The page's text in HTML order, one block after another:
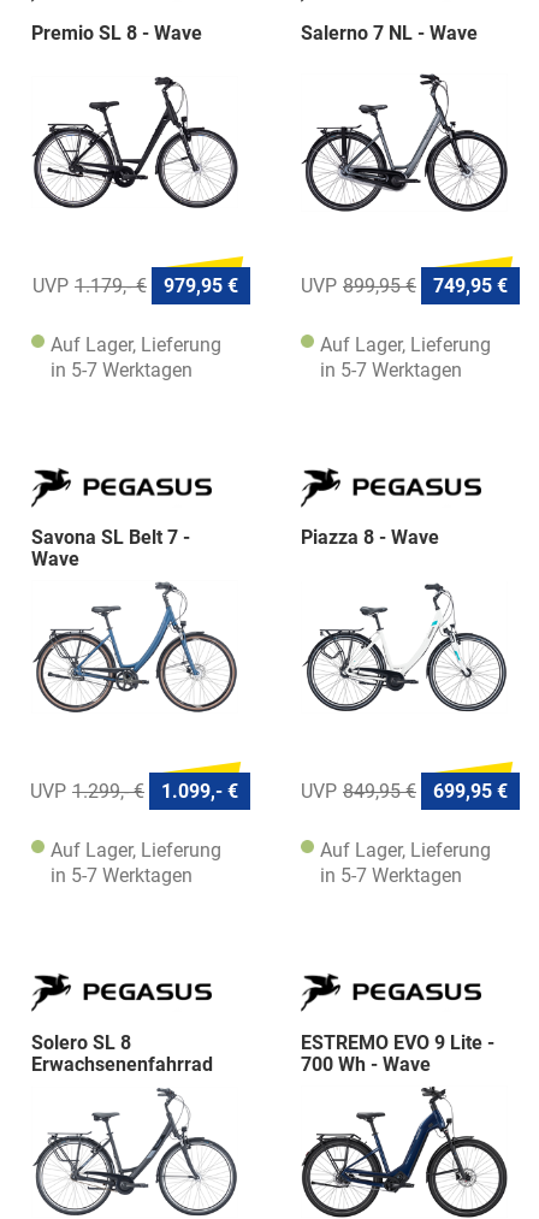
Premio SL 8 - Wave
1.179,- € 979,95 €
Auf Lager, Lieferung
in 5-7 Werktagen
Salerno 7 NL - Wave
899,95 € 749,95 €
Auf Lager, Lieferung
in 5-7 Werktagen
Savona SL Belt 7 -
Wave
1.299,- € 1.099,- €
Auf Lager, Lieferung
in 5-7 Werktagen
Piazza 8 - Wave
849,95 € 699,95 €
Auf Lager, Lieferung
in 5-7 Werktagen
Solero SL 8
Erwachsenenfahrrad
Trekking & City 28
ESTREMO EVO 9 Lite -
700 Wh - Wave